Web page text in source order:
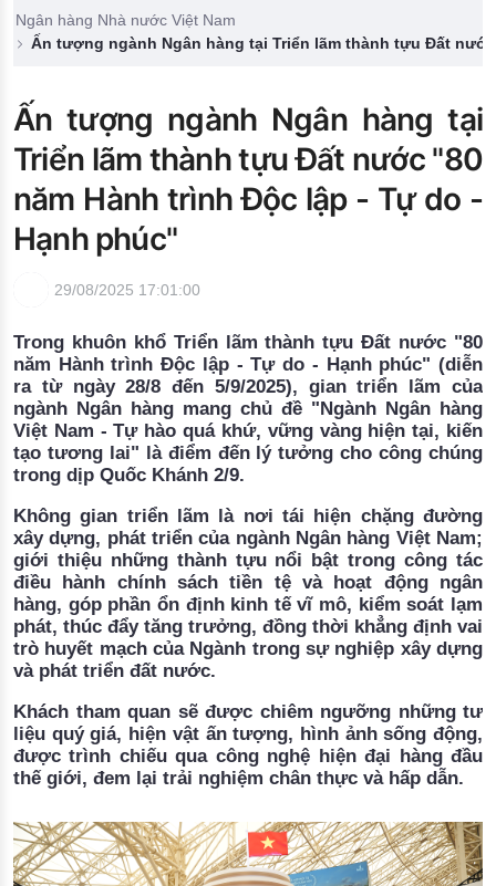
Đào tạo ISO
Ngân hàng Nhà nước Việt Nam
Ấn tượng ngành Ngân hàng tại Triển lãm thành tựu Đất
Ấn tượng ngành Ngân hàng tại
Triển lãm thành tựu Đất nước "80
năm Hành trình Độc lập - Tự do -
Hạnh phúc"
29/08/2025 17:01:00
Trong khuôn khổ Triển lãm thành tựu Đất nước "80
năm Hành trình Độc lập - Tự do - Hạnh phúc" (diễn
ra từ ngày 28/8 đến 5/9/2025), gian triển lãm của
ngành Ngân hàng mang chủ đề "Ngành Ngân hàng
Việt Nam - Tự hào quá khứ, vững vàng hiện tại, kiến
tạo tương lai" là điểm đến lý tưởng cho công chúng
trong dịp Quốc Khánh 2/9.
Không gian triển lãm là nơi tái hiện chặng đường
xây dựng, phát triển của ngành Ngân hàng Việt Nam;
giới thiệu những thành tựu nổi bật trong công tác
điều hành chính sách tiền tệ và hoạt động ngân
hàng, góp phần ổn định kinh tế vĩ mô, kiểm soát lạm
phát, thúc đẩy tăng trưởng, đồng thời khẳng định vai
trò huyết mạch của Ngành trong sự nghiệp xây dựng
và phát triển đất nước.
Khách tham quan sẽ được chiêm ngưỡng những tư
liệu quý giá, hiện vật ấn tượng, hình ảnh sống động,
được trình chiếu qua công nghệ hiện đại hàng đầu
thế giới, đem lại trải nghiệm chân thực và hấp dẫn.